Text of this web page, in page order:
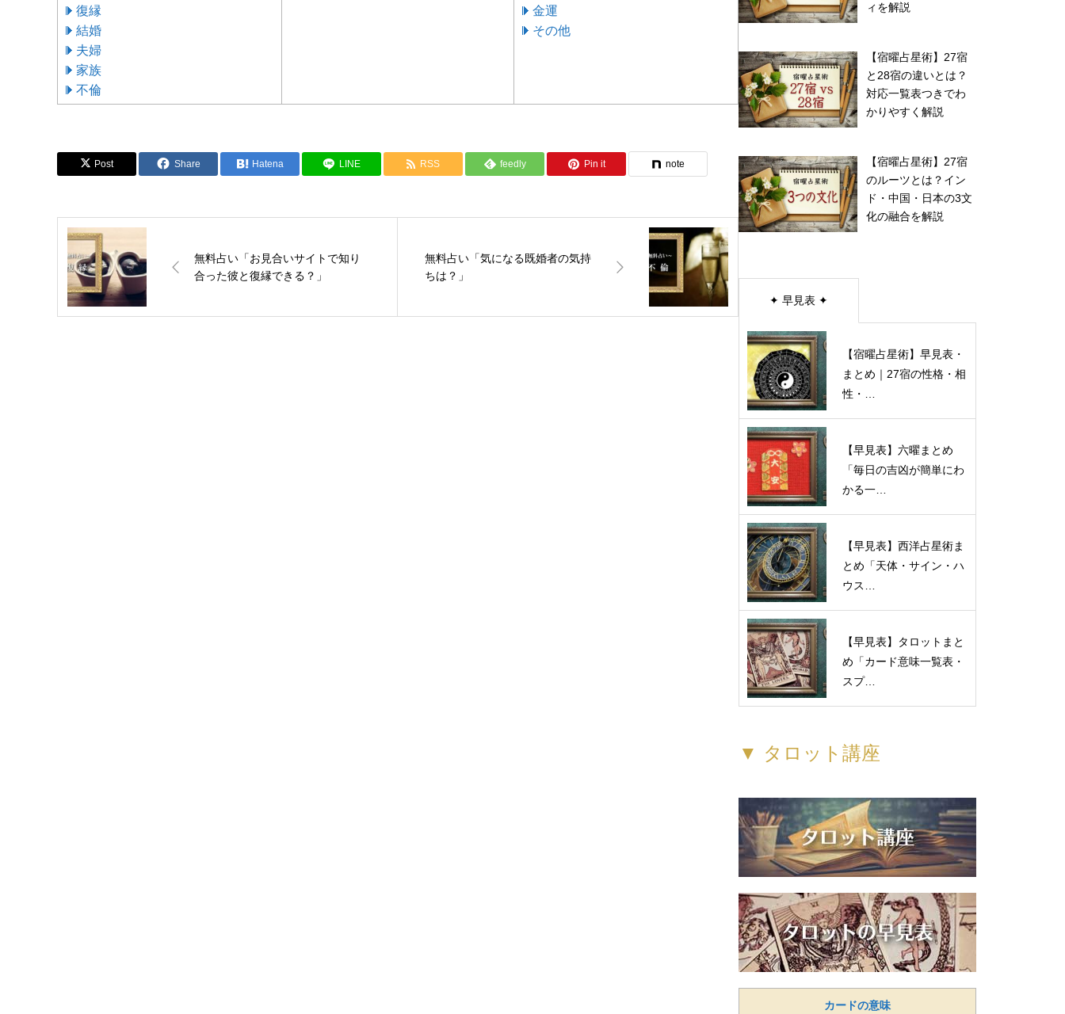
復縁
結婚
夫婦
家族
不倫
金運
その他
Post Share Hatena LINE RSS feedly Pin it note
無料占い「お見合いサイトで知り
合った彼と復縁できる？」
無料占い「気になる既婚者の気持
ちは？」
ィを解説
【宿曜占星術】27宿
と28宿の違いとは？
対応一覧表つきでわ
かりやすく解説
【宿曜占星術】27宿
のルーツとは？イン
ド・中国・日本の3文
化の融合を解説
✦ 早見表 ✦
【宿曜占星術】早見表・
まとめ｜27宿の性格・相
性・…
【早見表】六曜まとめ
「毎日の吉凶が簡単にわ
かる一…
【早見表】西洋占星術ま
とめ「天体・サイン・ハ
ウス…
【早見表】タロットまと
め「カード意味一覧表・
スプ…
▼ タロット講座
カードの意味